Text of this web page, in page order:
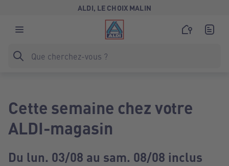
ALDI, LE CHOIX MALIN
Cette semaine chez votre
ALDI-magasin
Du lun. 03/08 au sam. 08/08 inclus